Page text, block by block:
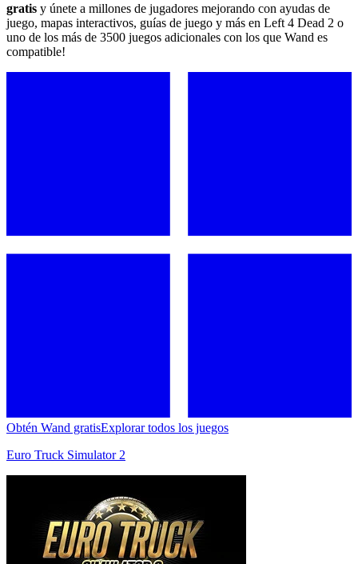
gratis y únete a millones de jugadores mejorando con ayudas de
juego, mapas interactivos, guías de juego y más en Left 4 Dead 2 o
uno de los más de 3500 juegos adicionales con los que Wand es
compatible!
Obtén Wand gratisExplorar todos los juegos
Euro Truck Simulator 2